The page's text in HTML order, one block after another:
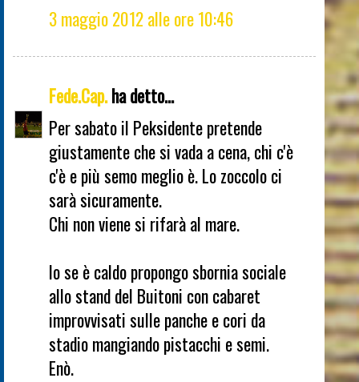
3 maggio 2012 alle ore 10:46
Fede.Cap.ha detto...
Per sabato il Peksidente pretende
giustamente che si vada a cena, chi c'è
c'è e più semo meglio è. Lo zoccolo ci
sarà sicuramente.
Chi non viene si rifarà al mare.
Io se è caldo propongo sbornia sociale
allo stand del Buitoni con cabaret
improvvisati sulle panche e cori da
stadio mangiando pistacchi e semi.
Enò.